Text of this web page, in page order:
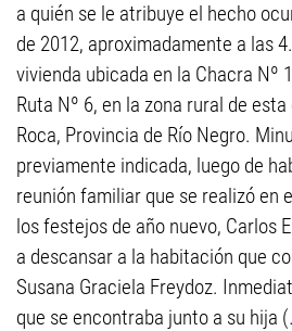
a quién se le atribuye el hecho
de 2012, aproximadamente a las
vivienda ubicada en la Chacra Nº
Ruta Nº 6, en la zona rural de
Roca, Provincia de Río Negro.
previamente indicada, luego de
reunión familiar que se realizó en
los festejos de año nuevo, Carlos
a descansar a la habitación que
Susana Graciela Freydoz.
que se encontraba junto a su hija